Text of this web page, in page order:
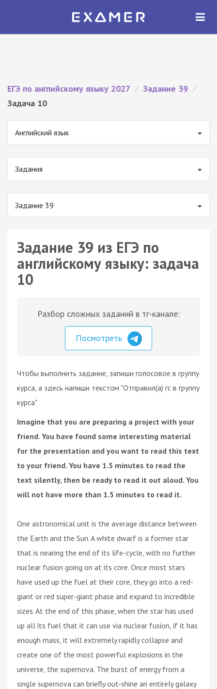
Экзамер — ЕГЭ 2027
ОТКРЫТЬ
ЕГЭ по английскому языку 2027 / Задание 39 /
Задача 10
Английский язык
Задания
Задание 39
Задание 39 из ЕГЭ по
английскому языку: задача
10
Разбор сложных заданий в тг-канале:
Посмотреть
Чтобы выполнить задание, запиши голосовое в группу
курса, а здесь напиши текстом "Отправил(а) гс в группу
курса"
Imagine that you are preparing a project with your
friend. You have found some interesting material
for the presentation and you want to read this text
to your friend. You have 1.5 minutes to read the
text silently, then be ready to read it out aloud. You
will not have more than 1.5 minutes to read it.
One astronomical unit is the average distance between
the Earth and the Sun. A white dwarf is a former star
that is nearing the end of its life-cycle, with no further
nuclear fusion going on at its core. Once most stars
have used up the fuel at their core, they go into a red-
giant or red super-giant phase and expand to incredible
sizes. At the end of this phase, when the star has used
up all its fuel that it can use via nuclear fusion, if it has
enough mass, it will extremely rapidly collapse and
create one of the most powerful explosions in the
universe, the supernova. The burst of energy from a
single supernova can briefly out-shine an entirely galaxy